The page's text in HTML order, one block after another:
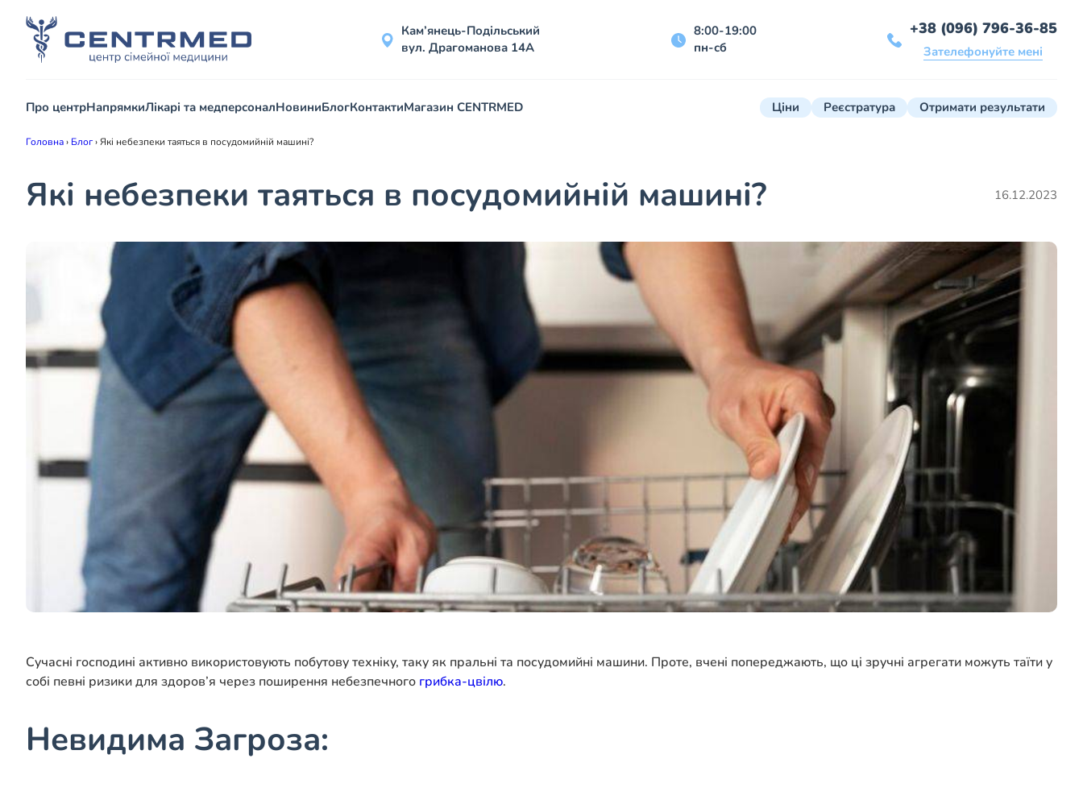
Кам’янець-Подільський
вул. Драгоманова 14А
8:00-19:00
пн-сб
+38 (096) 796-36-85
Зателефонуйте мені
Про центрНапрямкиЛікарі та медперсоналНовиниБлогКонтактиМагазин CENTRMED Ціни Реєстратура Отримати результати
Головна› Блог›Які небезпеки таяться в посудомийній машині?
Які небезпеки таяться в посудомийній машині? 16.12.2023
Сучасні господині активно використовують побутову техніку, таку як пральні та посудомийні машини. Проте, вчені попереджають, що ці зручні агрегати можуть таїти у
собі певні ризики для здоров’я через поширення небезпечного грибка-цвілю.
Невидима Загроза: